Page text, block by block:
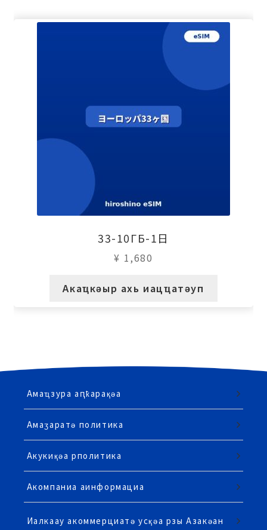
33-10ГБ-1日
¥ 1,680
Акаҵкәыр ахь иацҵатәуп
Амаҵзура аԥҟарақәа
Амаӡаратә политика
Акукиқәа рполитика
Акомпаниа аинформациа
Иалкаау акоммерциатә усқәа рзы Азакәан